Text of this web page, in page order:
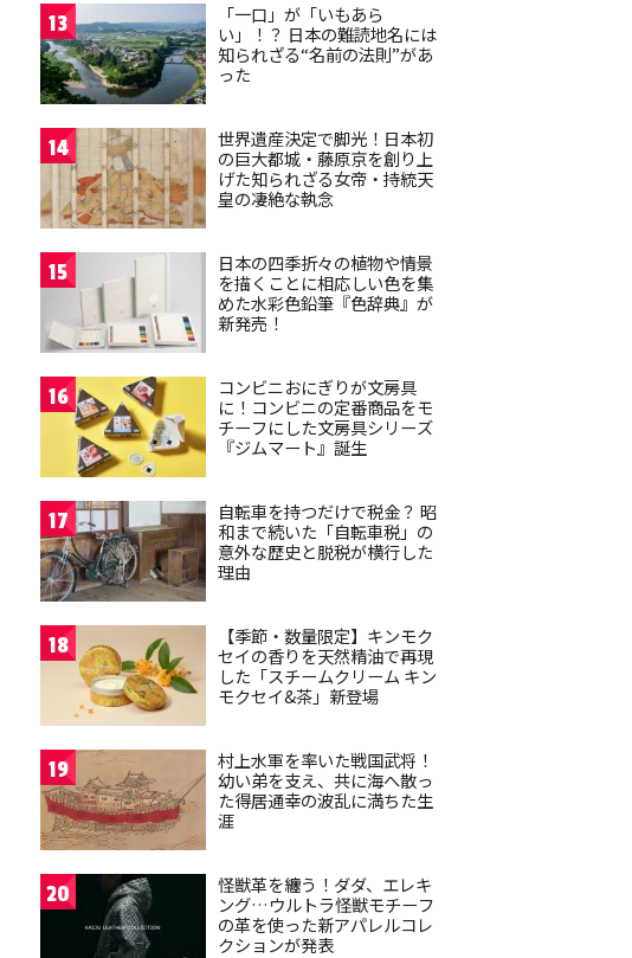
13
「一口」が「いもあら
い」！？ 日本の難読地名には
知られざる“名前の法則”があ
った
14
世界遺産決定で脚光！日本初
の巨大都城・藤原京を創り上
げた知られざる女帝・持統天
皇の凄絶な執念
15
日本の四季折々の植物や情景
を描くことに相応しい色を集
めた水彩色鉛筆『色辞典』が
新発売！
16
コンビニおにぎりが文房具
に！コンビニの定番商品をモ
チーフにした文房具シリーズ
『ジムマート』誕生
17
自転車を持つだけで税金？ 昭
和まで続いた「自転車税」の
意外な歴史と脱税が横行した
理由
18
【季節・数量限定】キンモク
セイの香りを天然精油で再現
した「スチームクリーム キン
モクセイ&茶」新登場
19
村上水軍を率いた戦国武将！
幼い弟を支え、共に海へ散っ
た得居通幸の波乱に満ちた生
涯
20
怪獣革を纏う！ダダ、エレキ
ング…ウルトラ怪獣モチーフ
の革を使った新アパレルコレ
クションが発表